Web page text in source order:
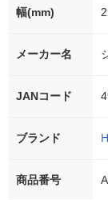
幅(mm)
メーカー名
JANコード
ブランド
商品番号